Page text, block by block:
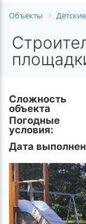
Объекты
Сложность
объекта
Погодные
условия:
Дата